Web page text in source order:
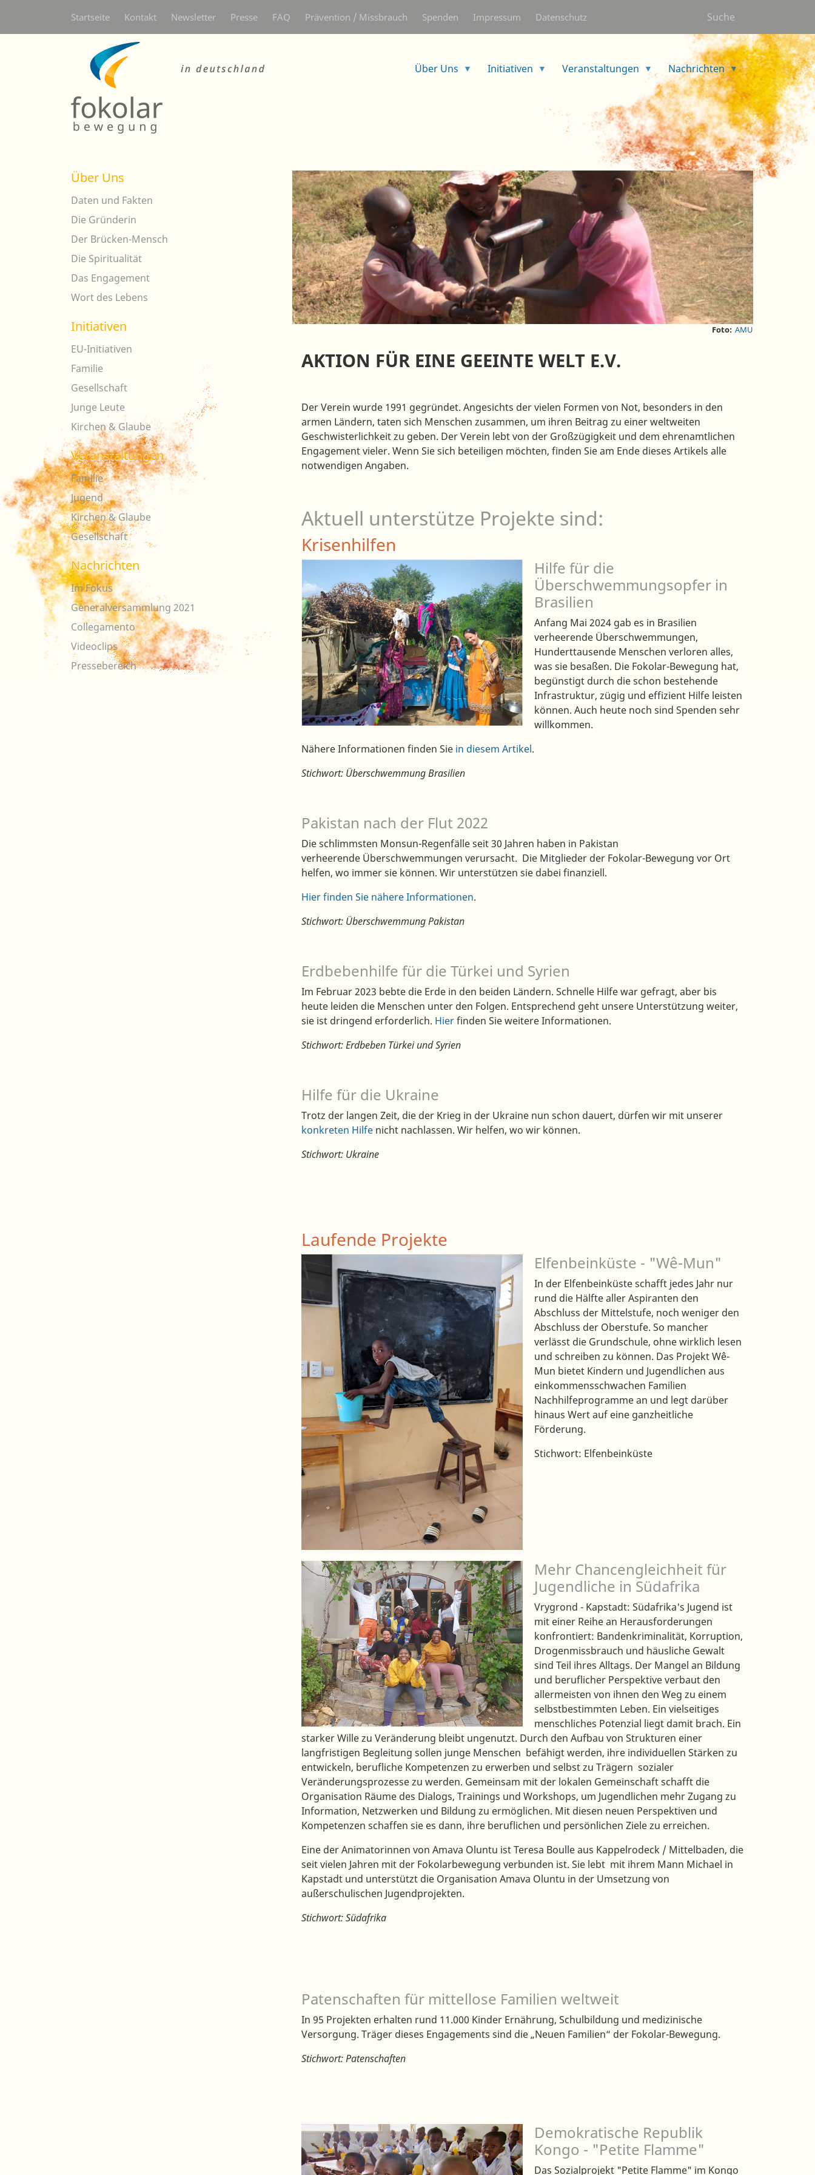
zum
Inhalt
Secondarymenü
Startseite Kontakt Newsletter Presse FAQ Prävention / Missbrauch Spenden Impressum Datenschutz Suche
Über Uns Initiativen Veranstaltungen Nachrichten
Foto: AMU
AKTION FÜR EINE GEEINTE WELT E.V.
Der Verein wurde 1991 gegründet. Angesichts der vielen Formen von Not, besonders in den
armen Ländern, taten sich Menschen zusammen, um ihren Beitrag zu einer weltweiten
Geschwisterlichkeit zu geben. Der Verein lebt von der Großzügigkeit und dem ehrenamtlichen
Engagement vieler. Wenn Sie sich beteiligen möchten, finden Sie am Ende dieses Artikels alle
notwendigen Angaben.
Aktuell unterstütze Projekte sind:
Krisenhilfen
Hilfe für die
Überschwemmungsopfer in
Brasilien
Anfang Mai 2024 gab es in Brasilien
verheerende Überschwemmungen,
Hunderttausende Menschen verloren alles,
was sie besaßen. Die Fokolar-Bewegung hat,
begünstigt durch die schon bestehende
Infrastruktur, zügig und effizient Hilfe leisten
können. Auch heute noch sind Spenden sehr
willkommen.
Nähere Informationen finden Sie in diesem Artikel.
Stichwort: Überschwemmung Brasilien
Pakistan nach der Flut 2022
Die schlimmsten Monsun-Regenfälle seit 30 Jahren haben in Pakistan
verheerende Überschwemmungen verursacht. Die Mitglieder der Fokolar-Bewegung vor Ort
helfen, wo immer sie können. Wir unterstützen sie dabei finanziell.
Hier finden Sie nähere Informationen.
Stichwort: Überschwemmung Pakistan
Erdbebenhilfe für die Türkei und Syrien
Im Februar 2023 bebte die Erde in den beiden Ländern. Schnelle Hilfe war gefragt, aber bis
heute leiden die Menschen unter den Folgen. Entsprechend geht unsere Unterstützung weiter,
sie ist dringend erforderlich. Hierfinden Sie weitere Informationen.
Stichwort: Erdbeben Türkei und Syrien
Hilfe für die Ukraine
Trotz der langen Zeit, die der Krieg in der Ukraine nun schon dauert, dürfen wir mit unserer
konkreten Hilfe nicht nachlassen. Wir helfen, wo wir können.
Stichwort: Ukraine
Laufende Projekte
Elfenbeinküste - "Wê-Mun"
In der Elfenbeinküste schafft jedes Jahr nur
rund die Hälfte aller Aspiranten den
Abschluss der Mittelstufe, noch weniger den
Abschluss der Oberstufe. So mancher
verlässt die Grundschule, ohne wirklich lesen
und schreiben zu können. Das Projekt Wê-
Mun bietet Kindern und Jugendlichen aus
einkommensschwachen Familien
Nachhilfeprogramme an und legt darüber
hinaus Wert auf eine ganzheitliche
Förderung.
Stichwort: Elfenbeinküste
Mehr Chancengleichheit für
Jugendliche in Südafrika
Vrygrond - Kapstadt: Südafrika's Jugend ist
mit einer Reihe an Herausforderungen
konfrontiert: Bandenkriminalität, Korruption,
Drogenmissbrauch und häusliche Gewalt
sind Teil ihres Alltags. Der Mangel an Bildung
und beruflicher Perspektive verbaut den
allermeisten von ihnen den Weg zu einem
selbstbestimmten Leben. Ein vielseitiges
menschliches Potenzial liegt damit brach. Ein
starker Wille zu Veränderung bleibt ungenutzt. Durch den Aufbau von Strukturen einer
langfristigen Begleitung sollen junge Menschen befähigt werden, ihre individuellen Stärken zu
entwickeln, berufliche Kompetenzen zu erwerben und selbst zu Trägern sozialer
Veränderungsprozesse zu werden. Gemeinsam mit der lokalen Gemeinschaft schafft die
Organisation Räume des Dialogs, Trainings und Workshops, um Jugendlichen mehr Zugang zu
Information, Netzwerken und Bildung zu ermöglichen. Mit diesen neuen Perspektiven und
Kompetenzen schaffen sie es dann, ihre beruflichen und persönlichen Ziele zu erreichen.
Eine der Animatorinnen von Amava Oluntu ist Teresa Boulle aus Kappelrodeck / Mittelbaden, die
seit vielen Jahren mit der Fokolarbewegung verbunden ist. Sie lebt mit ihrem Mann Michael in
Kapstadt und unterstützt die Organisation Amava Oluntu in der Umsetzung von
außerschulischen Jugendprojekten.
Stichwort: Südafrika
Patenschaften für mittellose Familien weltweit
In 95 Projekten erhalten rund 11.000 Kinder Ernährung, Schulbildung und medizinische
Versorgung. Träger dieses Engagements sind die „Neuen Familien“ der Fokolar-Bewegung.
Stichwort: Patenschaften
Demokratische Republik
Kongo - "Petite Flamme"
Das Sozialprojekt "Petite Flamme" im Kongo
Über Uns
Daten und Fakten
Die Gründerin
Der Brücken-Mensch
Die Spiritualität
Das Engagement
Wort des Lebens
Initiativen
EU-Initiativen
Familie
Gesellschaft
Junge Leute
Kirchen & Glaube
Veranstaltungen
Familie
Jugend
Kirchen & Glaube
Gesellschaft
Nachrichten
Im Fokus
Generalversammlung 2021
Collegamento
Videoclips
Pressebereich